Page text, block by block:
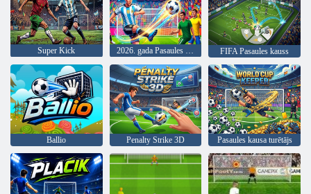
Super Kick 2026. gada Pasaules kauss FIFA Pasaules kauss
Ballio Penalty Strike 3D Pasaules kausa turētājs